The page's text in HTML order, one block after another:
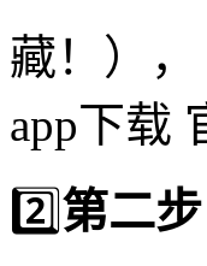
藏！）
app下载
2️⃣第二